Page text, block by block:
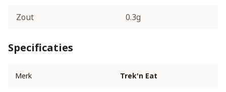
Zout 0.3g
Specificaties
Merk Trek'n Eat